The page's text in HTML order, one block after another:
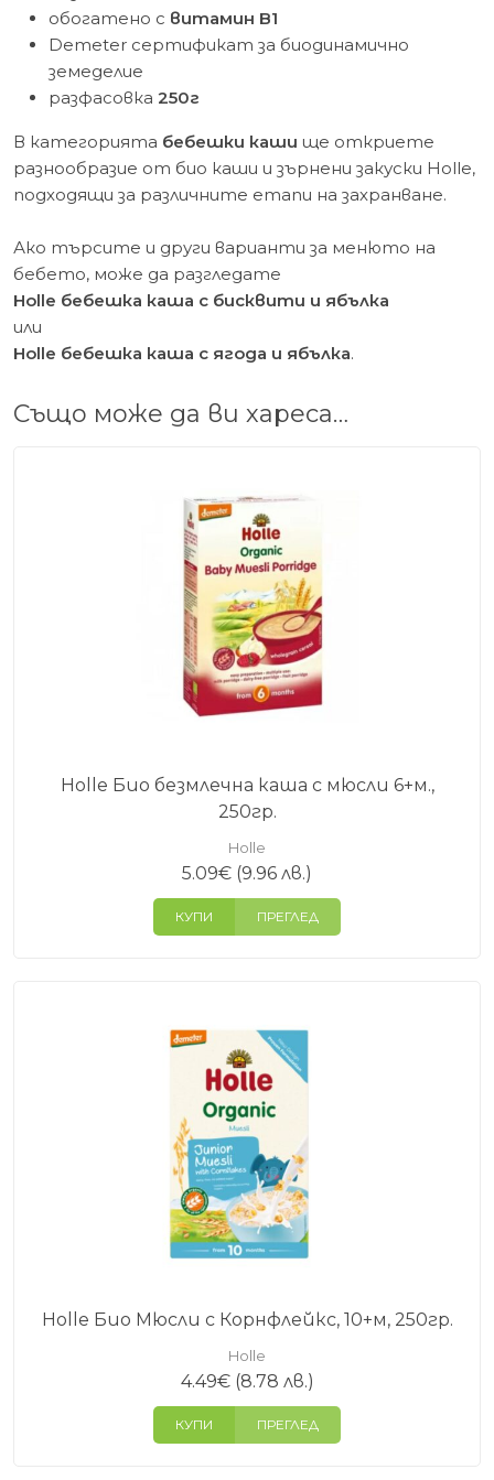
обогатено с витамин B1
Demeter сертификат за биодинамично
земеделие
разфасовка 250г
В категорията бебешки каши ще откриете
разнообразие от био каши и зърнени закуски Holle,
подходящи за различните етапи на захранване.
Ако търсите и други варианти за менюто на
бебето, може да разгледате
Holle бебешка каша с бисквити и ябълка
или
Holle бебешка каша с ягода и ябълка.
Също може да ви хареса…
Holle Био безмлечна каша с мюсли 6+м.,
250гр.
Holle
5.09€ (9.96 лв.)
КУПИ ПРЕГЛЕД
Holle Био Мюсли с Корнфлейкс, 10+м, 250гр.
Holle
4.49€(8.78 лв.)
КУПИ ПРЕГЛЕД